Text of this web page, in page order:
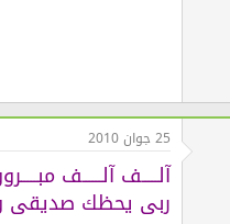
25 جوان 2010
آلـــــف آلــــــف
ربى يحظك صديقى